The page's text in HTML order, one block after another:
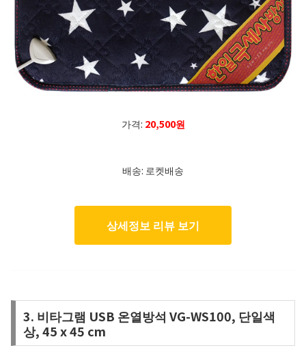
가격: 20,500원
배송: 로켓배송
상세정보 리뷰 보기
3. 비타그램 USB 온열방석 VG-WS100, 단일색
상, 45 x 45 cm